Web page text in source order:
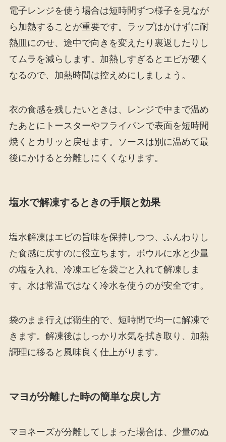
電子レンジを使う場合は短時間ずつ様子を見なが
ら加熱することが重要です。ラップはかけずに耐
熱皿にのせ、途中で向きを変えたり裏返したりし
てムラを減らします。加熱しすぎるとエビが硬く
なるので、加熱時間は控えめにしましょう。
衣の食感を残したいときは、レンジで中まで温め
たあとにトースターやフライパンで表面を短時間
焼くとカリッと戻せます。ソースは別に温めて最
後にかけると分離しにくくなります。
塩水で解凍するときの手順と効果
塩水解凍はエビの旨味を保持しつつ、ふんわりし
た食感に戻すのに役立ちます。ボウルに水と少量
の塩を入れ、冷凍エビを袋ごと入れて解凍しま
す。水は常温ではなく冷水を使うのが安全です。
袋のまま行えば衛生的で、短時間で均一に解凍で
きます。解凍後はしっかり水気を拭き取り、加熱
調理に移ると風味良く仕上がります。
マヨが分離した時の簡単な戻し方
マヨネーズが分離してしまった場合は、少量のぬ